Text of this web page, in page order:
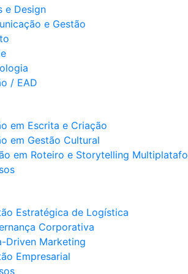
e Design
e Gestão
/ EAD
em Escrita e Criação
em Gestão Cultural
em Roteiro e Storytelling
Estratégica de Logística
Corporativa
Driven Marketing
Empresarial